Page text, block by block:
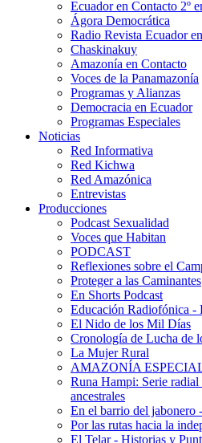
Ecuador en Contacto 2º
Ágora Democrática
Radio Revista Ecuador
Chaskinakuy
Amazonía en Contacto
Voces de la Panamazonía
Programas y Alianzas
Democracia en Ecuador
Programas Especiales
Noticias
Red Informativa
Red Kichwa
Red Amazónica
Entrevistas
Producciones
Podcast Sexualidad
Voces que Habitan
PODCAST
Reflexiones sobre el
Proteger a las Caminantes
En Shorts Podcast
Educación Radiofónica -
El Nido de los Mil Días
Cronología de Lucha de
La Mujer Rural
AMAZONÍA
Runa Hampi: Serie radial
ancestrales
En el barrio del jabonero
Por las rutas hacia la
El Telar - Historias y